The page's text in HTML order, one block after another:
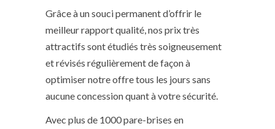
Grâce à un souci permanent d’offrir le
meilleur rapport qualité, nos prix très
attractifs sont étudiés très soigneusement
et révisés régulièrement de façon à
optimiser notre offre tous les jours sans
aucune concession quant à votre sécurité.
Avec plus de 1000 pare-brises en